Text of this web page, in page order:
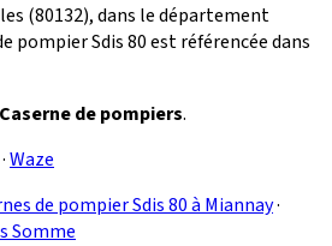
(80132), dans le département
pompier Sdis 80 est référencée dans
Caserne de pompiers.
·Waze
de pompier Sdis 80 à Miannay·
Somme